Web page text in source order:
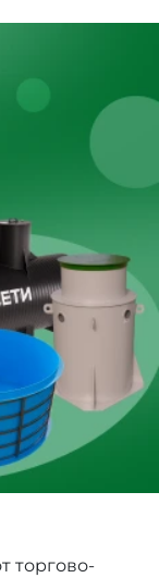
торгово-